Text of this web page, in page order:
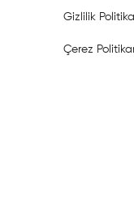
Gizlilik
Çerez